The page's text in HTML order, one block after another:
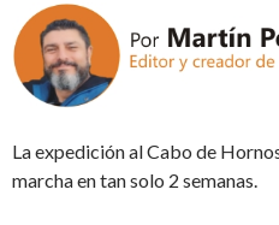
La expedición al Cabo de
marcha en tan solo 2 semanas.